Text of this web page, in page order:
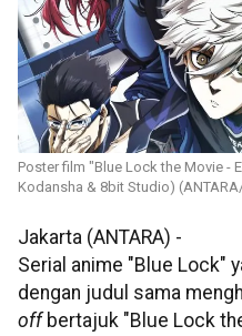
Poster film "Blue Lock the Movie -
Kodansha & 8bit Studio)
Jakarta (ANTARA) -
Serial anime "Blue Lock"
dengan judul sama
offbertajuk "Blue Lock